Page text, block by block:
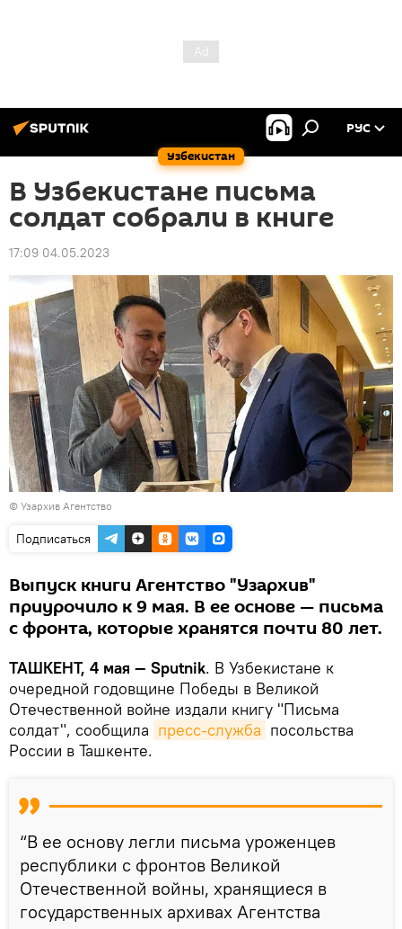
Узбекистан
РУС
В Узбекистане письма
солдат собрали в книге
17:09 04.05.2023
© Узархив Агентство
Подписаться
Выпуск книги Агентство "Узархив"
приурочило к 9 мая. В ее основе — письма
с фронта, которые хранятся почти 80 лет.
ТАШКЕНТ, 4 мая — Sputnik. В Узбекистане к
очередной годовщине Победы в Великой
Отечественной войне издали книгу "Письма
солдат", сообщила пресс-служба посольства
России в Ташкенте.
“В ее основу легли письма уроженцев
республики с фронтов Великой
Отечественной войны, хранящиеся в
государственных архивах Агентства